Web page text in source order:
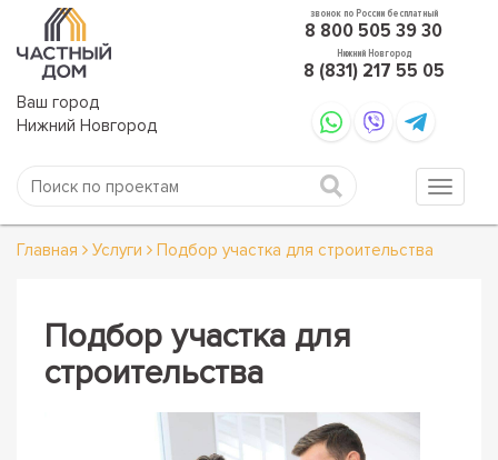
звонок по России бесплатный
8 800 505 39 30
Нижний Новгород
8 (831) 217 55 05
Ваш город
Нижний Новгород
Главная Услуги Подбор участка для строительства
Подбор участка для
строительства